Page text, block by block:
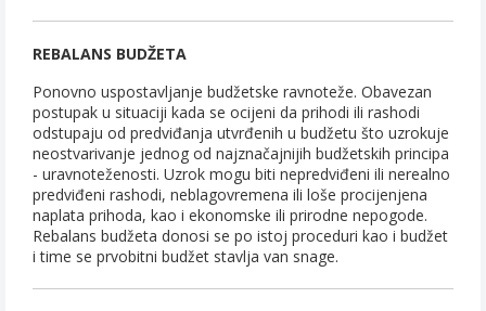
REBALANS BUDŽETA
Ponovno uspostavljanje budžetske ravnoteže. Obavezan
postupak u situaciji kada se ocijeni da prihodi ili rashodi
odstupaju od predviđanja utvrđenih u budžetu što uzrokuje
neostvarivanje jednog od najznačajnijih budžetskih principa
- uravnoteženosti. Uzrok mogu biti nepredviđeni ili nerealno
predviđeni rashodi, neblagovremena ili loše procijenjena
naplata prihoda, kao i ekonomske ili prirodne nepogode.
Rebalans budžeta donosi se po istoj proceduri kao i budžet
i time se prvobitni budžet stavlja van snage.